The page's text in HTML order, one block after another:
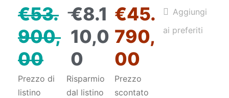
€53.
900,
00
Prezzo di
listino
-€8.1
10,0
0
Risparmio
dal listino
€45.
790,
00
Prezzo
scontato
Aggiungi
ai preferiti